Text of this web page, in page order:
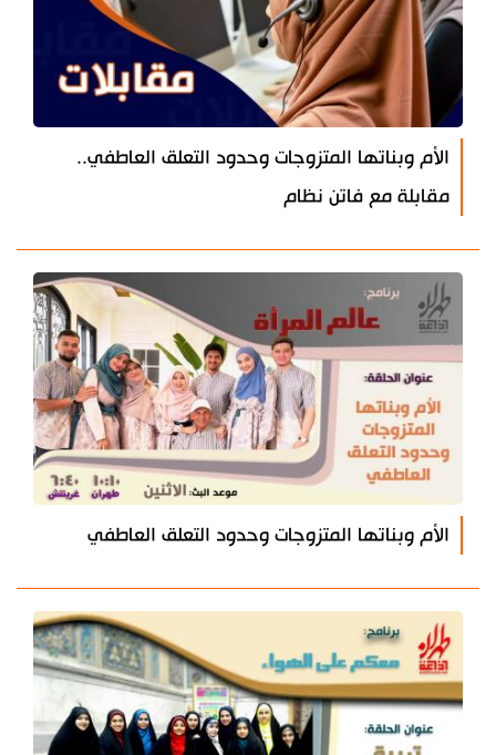
الأم وبناتها المتزوجات وحدود التعلق العاطفي..
مقابلة مع فاتن نظام
الأم وبناتها المتزوجات وحدود التعلق العاطفي